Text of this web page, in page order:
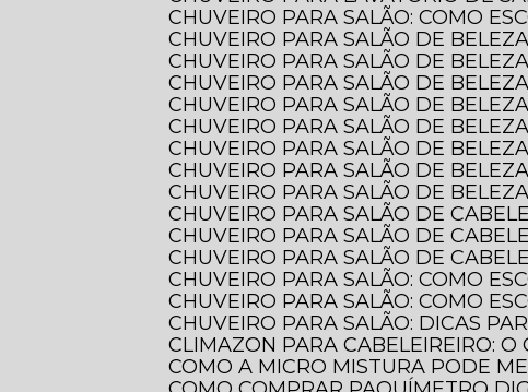
CHUVEIRO PARA SALÃO: COMO
CHUVEIRO PARA SALÃO DE
CHUVEIRO PARA SALÃO DE
CHUVEIRO PARA SALÃO DE
CHUVEIRO PARA SALÃO DE
CHUVEIRO PARA SALÃO DE
CHUVEIRO PARA SALÃO DE
CHUVEIRO PARA SALÃO DE
CHUVEIRO PARA SALÃO DE
CHUVEIRO PARA SALÃO DE
CHUVEIRO PARA SALÃO DE
CHUVEIRO PARA SALÃO DE
CHUVEIRO PARA SALÃO: COMO
CHUVEIRO PARA SALÃO: COMO
CHUVEIRO PARA SALÃO: DICAS
CLIMAZON PARA CABELEIREIRO:
COMO A MICRO MISTURA PODE